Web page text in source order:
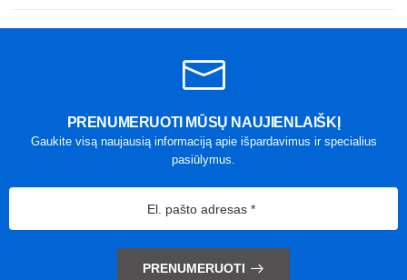
PRENUMERUOTI MŪSŲ NAUJIENLAIŠKĮ
Gaukite visą naujausią informaciją apie išpardavimus ir specialius
pasiūlymus.
PRENUMERUOTI